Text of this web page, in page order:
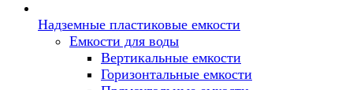
Надземные пластиковые емкости
Емкости для воды
Вертикальные емкости
Горизонтальные емкости